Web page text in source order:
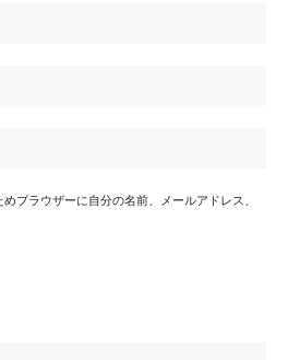
ブラウザーに自分の名前、メールアドレス、